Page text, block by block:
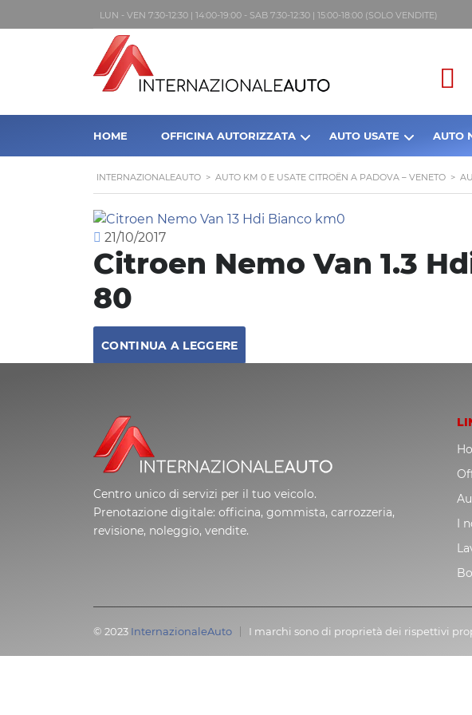
LUN - VEN 7:30-12:30 | 14:00-19:00 - SAB 7:30-12:30 | 15:00-18:00 (SOLO VENDITE)
HOME OFFICINA AUTORIZZATA AUTO USATE AUTO
INTERNAZIONALEAUTO > AUTO KM 0 E USATE CITROËN A PADOVA – VENETO >
21/10/2017
Citroen Nemo Van 1.3
80
CONTINUA A LEGGERE
Centro unico di servizi per il tuo veicolo.
Prenotazione digitale: officina, gommista, carrozzeria,
revisione, noleggio, vendite.
I
© 2023 InternazionaleAuto I marchi sono di proprietà dei rispettivi